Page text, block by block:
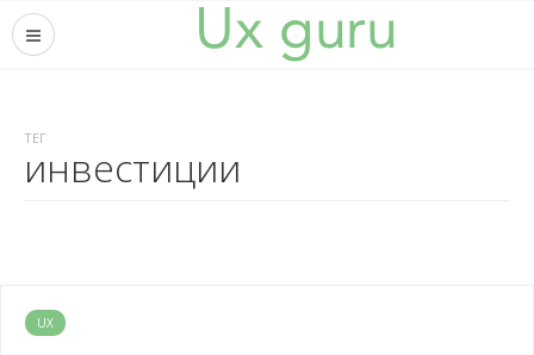
ТЕГ
инвестиции
UX